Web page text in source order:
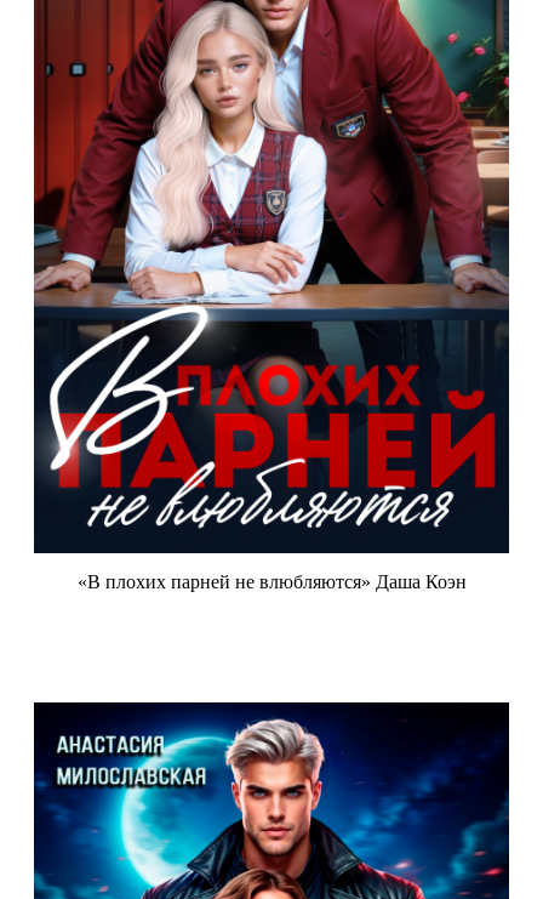
«В плохих парней не влюбляются» Даша Коэн